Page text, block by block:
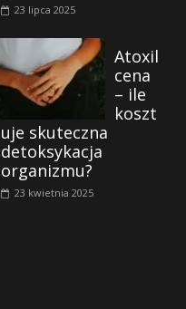
23 lipca 2025
Atoxil
cena
– ile
koszt
uje skuteczna
detoksykacja
organizmu?
23 kwietnia 2025